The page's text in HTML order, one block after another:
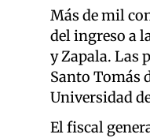
Más de mil
del ingreso a
y Zapala. Las
Santo Tomás
Universidad
El fiscal